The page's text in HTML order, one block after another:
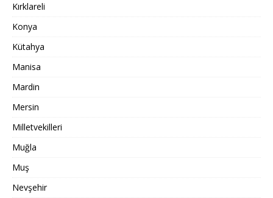
Kırklareli
Konya
Kütahya
Manisa
Mardin
Mersin
Milletvekilleri
Muğla
Muş
Nevşehir